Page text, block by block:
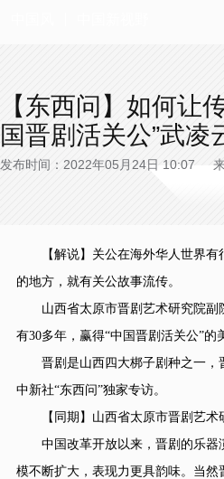
【东西问】如何让
国晋剧活关公”武凌
发布时间：2022年05月24日 10:07
【解说】关公在海外华人世界有很
的地方，就有关公故事流传。
山西省太原市晋剧艺术研究院副院
有30多年，赢得“中国晋剧活关公”的
晋剧是山西四大梆子剧种之一，晋
中新社“东西问”独家专访。
【同期】山西省太原市晋剧艺术
中国改革开放以来，晋剧的乐器演
模不断扩大，表现力更具韵味。当